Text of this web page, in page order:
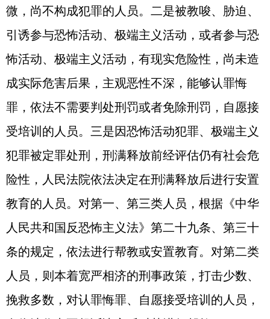
微，尚不构成犯罪的人员。二是被教唆、胁迫、
引诱参与恐怖活动、极端主义活动，或者参与恐
怖活动、极端主义活动，有现实危险性，尚未造
成实际危害后果，主观恶性不深，能够认罪悔
罪，依法不需要判处刑罚或者免除刑罚，自愿接
受培训的人员。三是因恐怖活动犯罪、极端主义
犯罪被定罪处刑，刑满释放前经评估仍有社会危
险性，人民法院依法决定在刑满释放后进行安置
教育的人员。对第一、第三类人员，根据《中华
人民共和国反恐怖主义法》第二十九条、第三十
条的规定，依法进行帮教或安置教育。对第二类
人员，则本着宽严相济的刑事政策，打击少数、
挽救多数，对认罪悔罪、自愿接受培训的人员，